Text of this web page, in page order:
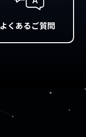
よくあるご質問